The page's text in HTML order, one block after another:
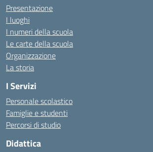
Presentazione
I luoghi
I numeri della scuola
Le carte della scuola
Organizzazione
La storia
I Servizi
Personale scolastico
Famiglie e studenti
Percorsi di studio
Didattica